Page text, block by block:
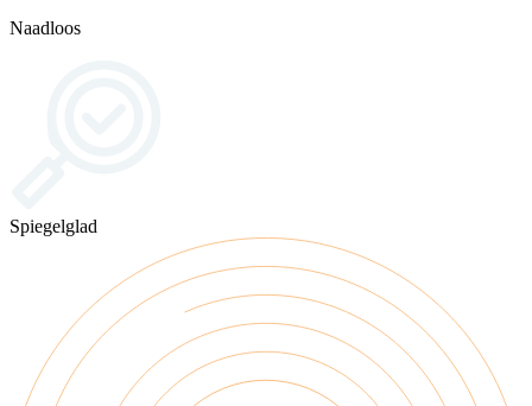
Naadloos
Spiegelglad